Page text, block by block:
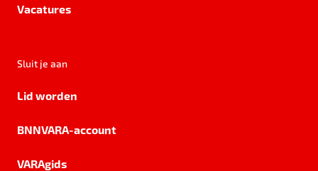
Vacatures
Sluit je aan
Lid worden
BNNVARA-account
VARAgids